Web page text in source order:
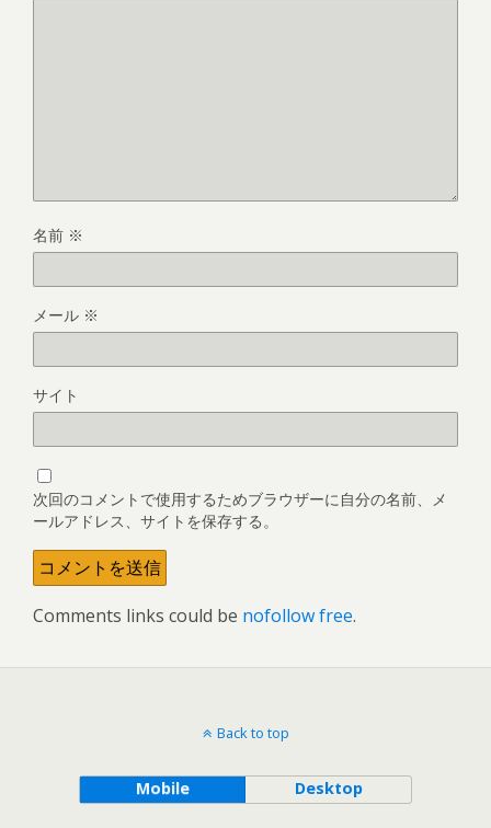
名前 ※
メール ※
サイト
次回のコメントで使用するためブラウザーに自分の名前、メ
ールアドレス、サイトを保存する。
Comments links could be nofollow free.
Back to top
Mobile Desktop